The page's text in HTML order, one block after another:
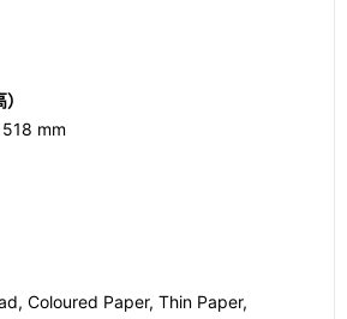
mm
Coloured Paper, Thin Paper,